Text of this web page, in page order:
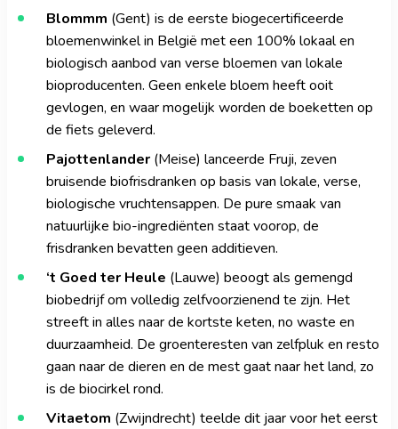
Blommm (Gent) is de eerste biogecertificeerde
bloemenwinkel in België met een 100% lokaal en
biologisch aanbod van verse bloemen van lokale
bioproducenten. Geen enkele bloem heeft ooit
gevlogen, en waar mogelijk worden de boeketten op
de fiets geleverd.
Pajottenlander (Meise) lanceerde Fruji, zeven
bruisende biofrisdranken op basis van lokale, verse,
biologische vruchtensappen. De pure smaak van
natuurlijke bio-ingrediënten staat voorop, de
frisdranken bevatten geen additieven.
‘t Goed ter Heule (Lauwe) beoogt als gemengd
biobedrijf om volledig zelfvoorzienend te zijn. Het
streeft in alles naar de kortste keten, no waste en
duurzaamheid. De groenteresten van zelfpluk en resto
gaan naar de dieren en de mest gaat naar het land, zo
is de biocirkel rond.
Vitaetom (Zwijndrecht) teelde dit jaar voor het eerst